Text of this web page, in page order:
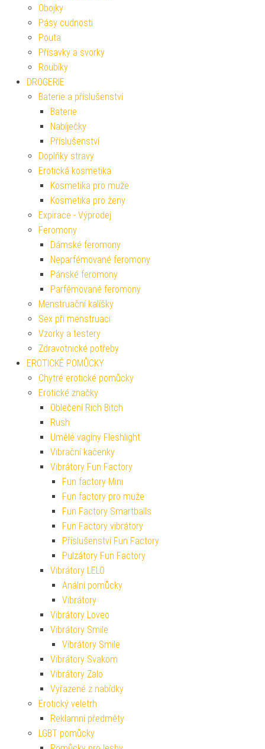
Obojky
Pásy cudnosti
Pouta
Přísavky a svorky
Roubíky
DROGERIE
Baterie a příslušenství
Baterie
Nabíječky
Příslušenství
Doplňky stravy
Erotická kosmetika
Kosmetika pro muže
Kosmetika pro ženy
Expirace - Výprodej
Feromony
Dámské feromony
Neparfémované feromony
Pánské feromony
Parfémované feromony
Menstruační kalíšky
Sex při menstruaci
Vzorky a testery
Zdravotnické potřeby
EROTICKÉ POMŮCKY
Chytré erotické pomůcky
Erotické značky
Oblečení Rich Bitch
Rush
Umělé vagíny Fleshlight
Vibrační kačenky
Vibrátory Fun Factory
Fun factory Mini
Fun factory pro muže
Fun Factory Smartballs
Fun Factory vibrátory
Příslušenství Fun Factory
Pulzátory Fun Factory
Vibrátory LELO
Anální pomůcky
Vibrátory
Vibrátory Loveo
Vibrátory Smile
Vibrátory Smile
Vibrátory Svakom
Vibrátory Zalo
Vyřazené z nabídky
Erotický veletrh
Reklamní předměty
LGBT pomůcky